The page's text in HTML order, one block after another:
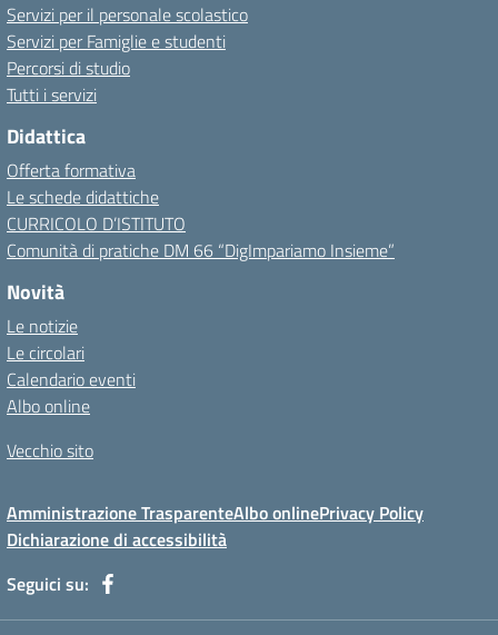
Servizi per il personale scolastico
Servizi per Famiglie e studenti
Percorsi di studio
Tutti i servizi
Didattica
Offerta formativa
Le schede didattiche
CURRICOLO D’ISTITUTO
Comunità di pratiche DM 66 “DigImpariamo Insieme”
Novità
Le notizie
Le circolari
Calendario eventi
Albo online
Vecchio sito
Amministrazione TrasparenteAlbo onlinePrivacy Policy
Dichiarazione di accessibilità
Seguici su: